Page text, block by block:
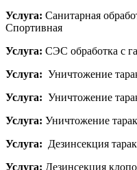
Услуга: Санитарная
Спортивная
Услуга: СЭС обработка с
Услуга: Уничтожение
Услуга: Уничтожение
Услуга: Уничтожение
Услуга: Дезинсекция
Услуга: Дезинсекция